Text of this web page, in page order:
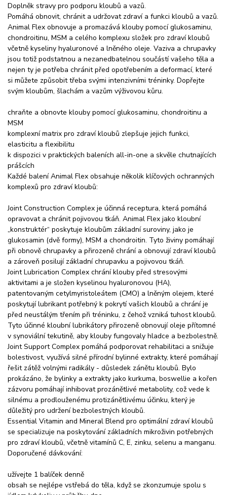
Doplněk stravy pro podporu kloubů a vazů.
Pomáhá obnovit, chránit a udržovat zdraví a funkci kloubů a vazů.
Animal Flex obnovuje a promazává klouby pomocí glukosaminu,
chondroitinu, MSM a celého komplexu složek pro zdraví kloubů
včetně kyseliny hyaluronové a lněného oleje. Vaziva a chrupavky
jsou totiž podstatnou a nezanedbatelnou součástí vašeho těla a
nejen ty je potřeba chránit před opotřebením a deformací, které
si můžete způsobit třeba svými intenzivními tréninky. Dopřejte
svým kloubům, šlachám a vazům výživovou kůru.
chraňte a obnovte klouby pomocí glukosaminu, chondroitinu a
MSM
komplexní matrix pro zdraví kloubů zlepšuje jejich funkci,
elasticitu a flexibilitu
k dispozici v praktických baleních all-in-one a skvěle chutnajících
prášcích
Každé balení Animal Flex obsahuje několik klíčových ochranných
komplexů pro zdraví kloubů:
Joint Construction Complex je účinná receptura, která pomáhá
opravovat a chránit pojivovou tkáň. Animal Flex jako kloubní
„konstruktér“ poskytuje kloubům základní suroviny, jako je
glukosamin (dvě formy), MSM a chondroitin. Tyto živiny pomáhají
při obnově chrupavky a přirozeně chrání a obnovují zdraví kloubů
a zároveň posilují základní chrupavku a pojivovou tkáň.
Joint Lubrication Complex chrání klouby před stresovými
aktivitami a je složen kyselinou hyaluronovou (HA),
patentovaným cetylmyristoleátem (CMO) a lněným olejem, které
poskytují lubrikant potřebný k pokrytí vašich kloubů a chrání je
před neustálým třením při tréninku, z čehož vzniká tuhost kloubů.
Tyto účinné kloubní lubrikátory přirozeně obnovují oleje přítomné
v synoviální tekutině, aby klouby fungovaly hladce a bezbolestně.
Joint Support Complex pomáhá podporovat rehabilitaci a snižuje
bolestivost, využívá silné přírodní bylinné extrakty, které pomáhají
řešit zátěž volnými radikály - důsledek zánětu kloubů. Bylo
prokázáno, že bylinky a extrakty jako kurkuma, boswellie a kořen
zázvoru pomáhají inhibovat prozánětlivé metabolity, což vede k
silnému a prodlouženému protizánětlivému účinku, který je
důležitý pro udržení bezbolestných kloubů.
Essential Vitamin and Mineral Blend pro optimální zdraví kloubů
se specializuje na poskytování základních mikroživin potřebných
pro zdraví kloubů, včetně vitamínů C, E, zinku, selenu a manganu.
Doporučené dávkování:
užívejte 1 balíček denně
obsah se nejlépe vstřebá do těla, když se zkonzumuje spolu s